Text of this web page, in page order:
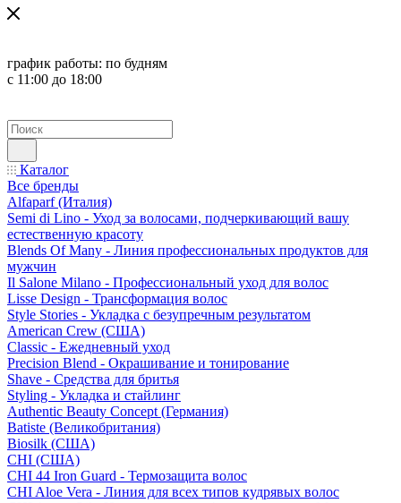
график работы: по будням
с 11:00 до 18:00
Каталог
Все бренды
Alfaparf (Италия)
Semi di Lino - Уход за волосами, подчеркивающий вашу
естественную красоту
Blends Of Many - Линия профессиональных продуктов для
мужчин
Il Salone Milano - Профессиональный уход для волос
Lisse Design - Трансформация волос
Style Stories - Укладка с безупречным результатом
American Crew (США)
Classic - Ежедневный уход
Precision Blend - Окрашивание и тонирование
Shave - Средства для бритья
Styling - Укладка и стайлинг
Authentic Beauty Concept (Германия)
Batiste (Великобритания)
Biosilk (США)
CHI (США)
CHI 44 Iron Guard - Термозащита волос
CHI Aloe Vera - Линия для всех типов кудрявых волос